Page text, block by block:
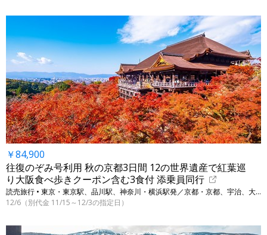
￥84,900
往復のぞみ号利用 秋の京都3日間 12の世界遺産で紅葉巡
り大阪食べ歩きクーポン含む3食付 添乗員同行
読売旅行 • 東京・東京駅、品川駅、神奈川・横浜駅発／京都・京都、宇治、大阪・大阪
12/6（別代金 11/15～12/3の指定日）